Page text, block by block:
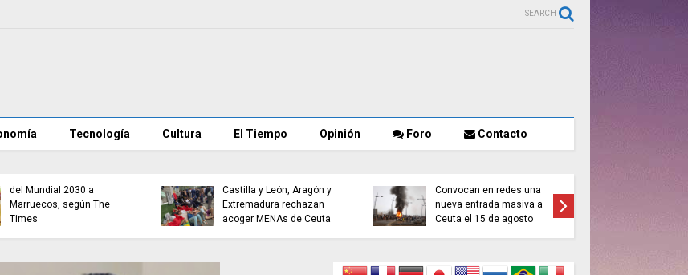
SEARCH
Tecnología Cultura El Tiempo Opinión Foro Contacto
del Mundial 2030 a
Marruecos, según The
Times
Castilla y León, Aragón y
Extremadura rechazan
acoger MENAs de Ceuta
Convocan en redes una
nueva entrada masiva a
Ceuta el 15 de agosto